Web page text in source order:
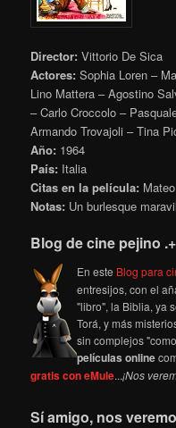
Director: Vittorio De Sica
Actores: Sophia Loren –
Lino Mattera – Agostino
– Carlo Croccolo –
Armando Trovajoli – Tina
Año: 1964
País: Italia
Citas en la película:
Notas: Un burlesque
Blog de cine pejino
En este Blog para
entresijos, con el
"libro", la Biblia, ya
Torá, y más
sin complejos
películas online
gratis con eMule...¡Nos
Sí amigo, nos